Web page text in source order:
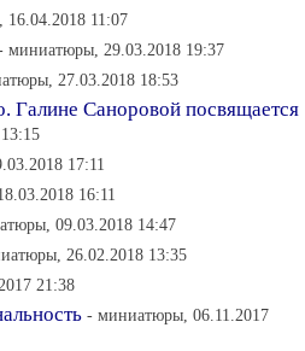
11:07
миниатюры, 29.03.2018 19:37
27.03.2018 18:53
Галине Саноровой посвящается
17:11
16:11
09.03.2018 14:47
26.02.2018 13:35
21:38
- миниатюры, 06.11.2017